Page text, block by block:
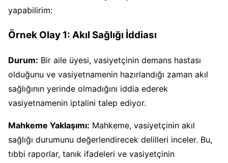
yapabilirim:
Örnek Olay 1: Akıl Sağlığı İddiası
Durum: Bir aile üyesi, vasiyetçinin demans hastası
olduğunu ve vasiyetnamenin hazırlandığı zaman akıl
sağlığının yerinde olmadığını iddia ederek
vasiyetnamenin iptalini talep ediyor.
Mahkeme Yaklaşımı: Mahkeme, vasiyetçinin akıl
sağlığı durumunu değerlendirecek delilleri inceler. Bu,
tıbbi raporlar, tanık ifadeleri ve vasiyetçinin